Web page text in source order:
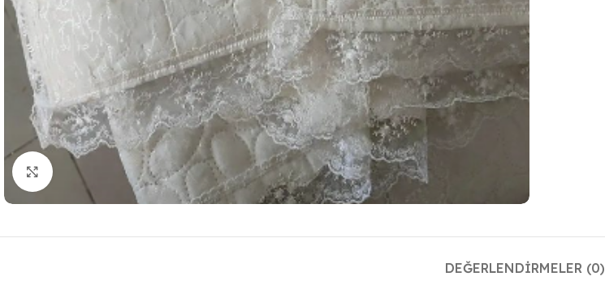
Resmi Büyüt
DEĞERLENDIRMELER (0)